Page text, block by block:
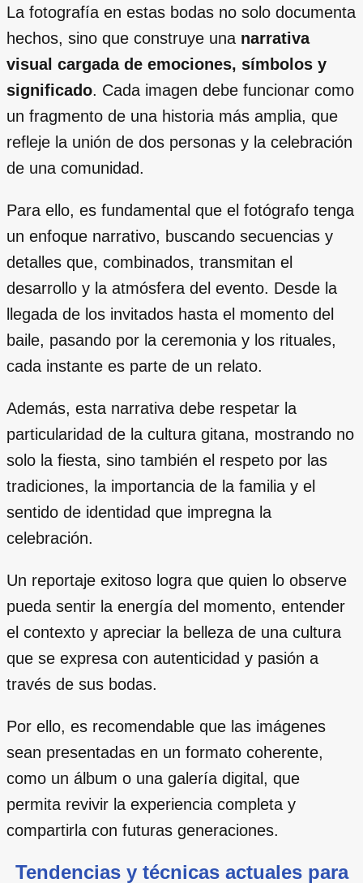
La fotografía en estas bodas no solo documenta
hechos, sino que construye una narrativa
visual cargada de emociones, símbolos y
significado. Cada imagen debe funcionar como
un fragmento de una historia más amplia, que
refleje la unión de dos personas y la celebración
de una comunidad.
Para ello, es fundamental que el fotógrafo tenga
un enfoque narrativo, buscando secuencias y
detalles que, combinados, transmitan el
desarrollo y la atmósfera del evento. Desde la
llegada de los invitados hasta el momento del
baile, pasando por la ceremonia y los rituales,
cada instante es parte de un relato.
Además, esta narrativa debe respetar la
particularidad de la cultura gitana, mostrando no
solo la fiesta, sino también el respeto por las
tradiciones, la importancia de la familia y el
sentido de identidad que impregna la
celebración.
Un reportaje exitoso logra que quien lo observe
pueda sentir la energía del momento, entender
el contexto y apreciar la belleza de una cultura
que se expresa con autenticidad y pasión a
través de sus bodas.
Por ello, es recomendable que las imágenes
sean presentadas en un formato coherente,
como un álbum o una galería digital, que
permita revivir la experiencia completa y
compartirla con futuras generaciones.
Tendencias y técnicas actuales para